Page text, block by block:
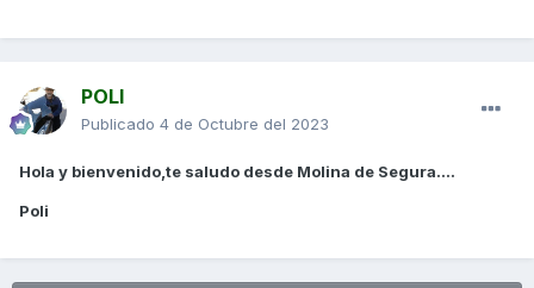
POLI
Publicado 4 de Octubre del 2023
Hola y bienvenido,te saludo desde Molina de Segura....
Poli